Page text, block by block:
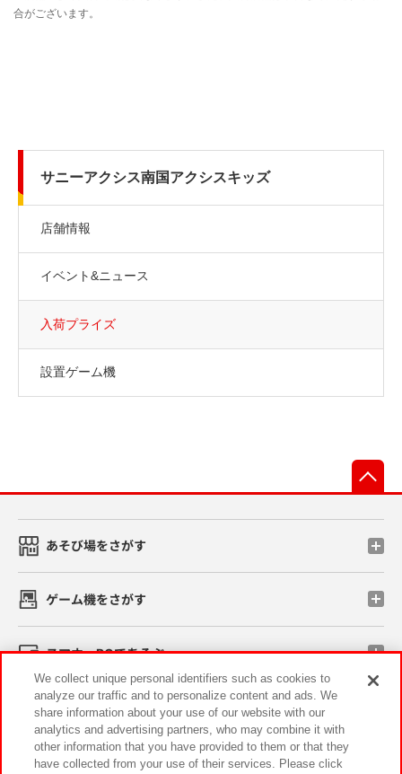
サニーアクシス南国アクシスキッズ
店舗情報
イベント&ニュース
入荷プライズ
設置ゲーム機
あそび場をさがす
ゲーム機をさがす
スマホ・PCであそぶ
イベント・キャンペーン
We collect unique personal identifiers such as cookies to
analyze our traffic and to personalize content and ads. We
share information about your use of our website with our
analytics and advertising partners, who may combine it with
other information that you have provided to them or that they
have collected from your use of their services. Please click